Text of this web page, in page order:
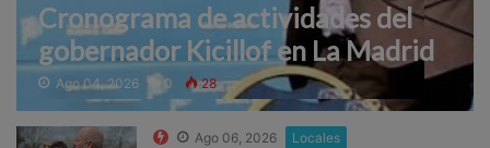
Cronograma de actividades del
gobernador Kicillof en La Madrid
Ago 04, 2026 0 28
Ago 06, 2026 Locales